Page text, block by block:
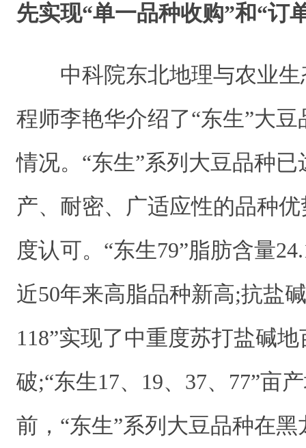
先实现“单一品种收购”和“订
中科院东北地理与农业生
程师李艳华介绍了“东生”大
情况。“东生”系列大豆品种
产、耐密、广适应性的品种
度认可。“东生79”脂肪含量
近50年来高脂品种新高;抗盐
118”实现了中重度苏打盐碱
破;“东生17、19、37、77”亩
前，“东生”系列大豆品种在